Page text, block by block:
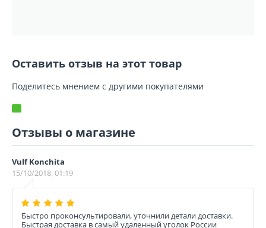
Оставить отзыв на этот товар
Поделитесь мнением с другими покупателями
Отзывы о магазине
Vulf Konchita
15/10/2018, 01:19
Быстро проконсультировали, уточнили детали доставки.
Быстрая доставка в самый удаленный уголок России